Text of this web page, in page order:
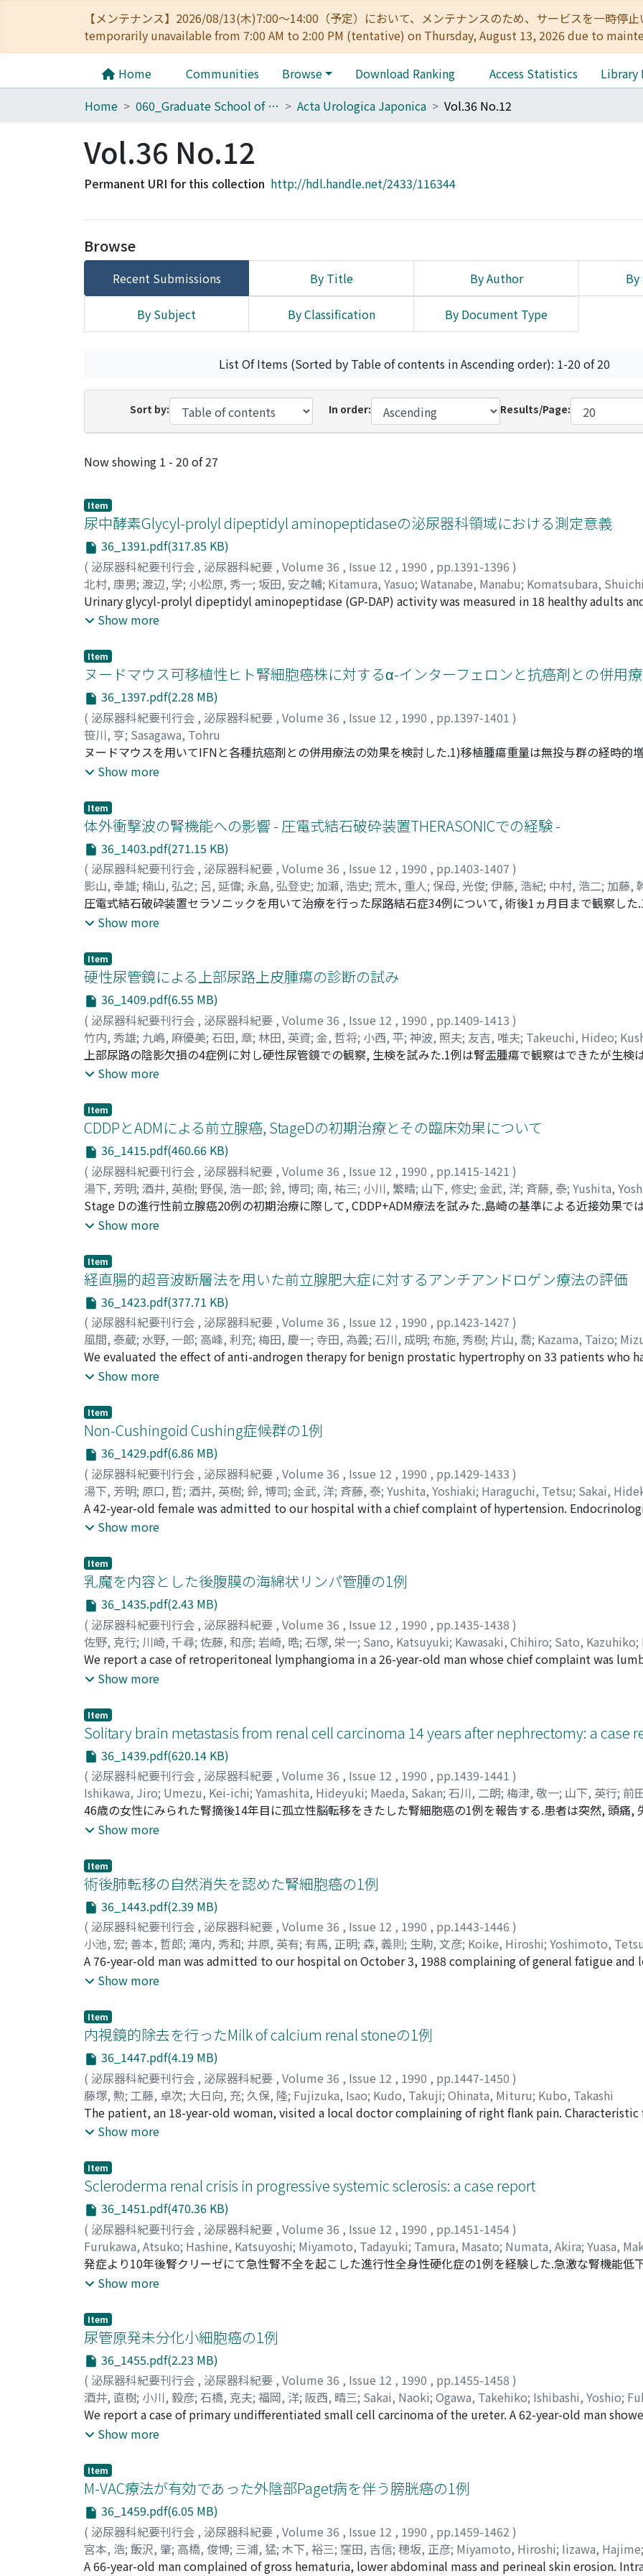
【メンテナンス】2026/08/13(木)7:00～14:00（予定）において、メンテナンスのため、サービスを一時
temporarily unavailable from 7:00 AM to 2:00 PM (tentative) on Thursday, August 13, 2026 due to
Home Communities Browse Download Ranking Access Statistics
Library
Home
060_Graduate School of Medicine Acta Urologica Japonica Vol.36 No.12
Vol.36 No.12
Permanent URI for this collection http://hdl.handle.net/2433/116344
Browse
Recent Submissions By Title By Author By
By Subject By Classification By Document Type
List Of Items (Sorted by Table of contents in Ascending order): 1-20 of 20
Sort by: In order: Results/Page:
Recent Submissions
Now showing 1 - 20 of 27
Item
尿中酵素Glycyl-prolyl dipeptidyl aminopeptidaseの泌尿器科領域における測定意義
36_1391.pdf(317.85 KB)
( 泌尿器科紀要刊行会 , 泌尿器科紀要 , Volume 36 , Issue 12 , 1990 , pp.1391-1396 )
北村, 康男; 渡辺, 学; 小松原, 秀一; 坂田, 安之輔; Kitamura, Yasuo; Watanabe, Manabu; Komatsubara, Shuichi
Yasunosuke
Urinary glycyl-prolyl dipeptidyl aminopeptidase (GP-DAP) activity was measured in 18 healthy adults
urological diseases. The GP-DAP activity was significantly higher in patients with prostatic cancer,
during anticancerous chemotherapy and proved to be a sensitive parameter for renal damage as are
D-glucosaminidase, alanine aminopeptidase, beta 2-microglobulin, alpha 1-microglobulin, and albumin.
tissue activities suggested that GP-DAP was located not only in the renal parenchyma but also in the
vesicles.
Show more
Item
ヌードマウス可移植性ヒト腎細胞癌株に対するα-インターフェロンと抗癌剤との併用
36_1397.pdf(2.28 MB)
( 泌尿器科紀要刊行会 , 泌尿器科紀要 , Volume 36 , Issue 12 , 1990 , pp.1397-1401 )
笹川, 亨; Sasagawa, Tohru
ヌードマウスを用いてIFNと各種抗癌剤との併用療法の効果を検討した.1)移植腫瘍重量は無投与群の経時的増
投与群では増殖抑制が, また抗癌剤併用群ではさらに強い抑制がみられた.2) Battele-Columbus方式に準じた
Show more
Item
体外衝撃波の腎機能への影響 - 圧電式結石破砕装置THERASONICでの経験 -
36_1403.pdf(271.15 KB)
( 泌尿器科紀要刊行会 , 泌尿器科紀要 , Volume 36 , Issue 12 , 1990 , pp.1403-1407 )
影山, 幸雄; 楠山, 弘之; 呂, 延偉; 永島, 弘登史; 加瀬, 浩史; 荒木, 重人; 保母, 光俊; 伊藤, 浩紀; 中村, 浩二; 加藤,
田, 健;沼, 秀親;Kageyama, Yukio;Kusuyama, Hiroyuki;Lu, Yan Wei;Nagashima, Hirotoshi;Kase, Hiroshi;
Hobo, Mitsutoshi
圧電式結石破砕装置セラソニックを用いて治療を行った尿路結石症34例について, 術後1ヵ月目まで観察した
中BMG濃度は, 腎結石症例において治療直後に有意な上昇を示したが, 尿管結石症例ではいずれも有意な変化
性, BMG濃度と衝撃波の総数, 発射頻度, 出力との間には有意な関係はなかった
Show more
Item
硬性尿管鏡による上部尿路上皮腫瘍の診断の試み
36_1409.pdf(6.55 MB)
( 泌尿器科紀要刊行会 , 泌尿器科紀要 , Volume 36 , Issue 12 , 1990 , pp.1409-1413 )
竹内, 秀雄; 九嶋, 麻優美; 石田, 章; 林田, 英資; 金, 哲将; 小西, 平; 神波, 照夫; 友吉, 唯夫; Takeuchi, Hideo;
Ishida, Akira;Kim, Chol Jang;Konishi, Taira;Konami, Teruo;Tomoyoshi, Tadao
上部尿路の陰影欠損の4症例に対し硬性尿管鏡での観察, 生検を試みた.1例は腎盂腫瘍で観察はできたが生検
の尿管腫瘍で生検の結果, 移行上皮癌で腎尿管摘除術を施行し, 1例はlow gradeの下部尿管腫瘍で内視鏡的に
Show more
Item
CDDPとADMによる前立腺癌, StageDの初期治療とその臨床効果について
36_1415.pdf(460.66 KB)
( 泌尿器科紀要刊行会 , 泌尿器科紀要 , Volume 36 , Issue 12 , 1990 , pp.1415-1421 )
湯下, 芳明; 酒井, 英樹; 野俣, 浩一郎; 鈴, 博司; 南, 祐三; 小川, 繁晴; 山下, 修史; 金武, 洋; 斉藤, 泰; Yushita,
Nomata, Koichiro;Suzu, Hiroshi;Minami, Yuzo;Ogawa, Shigeharu;Yamashita, Shuji;Kanetake, Hiroshi;
Stage Dの進行性前立腺癌20例の初期治療に際して, CDDP+ADM療法を試みた.島崎の基準による近接効果で
partial response (PR) 11例, no change (NC) 9例, 骨転移巣の効果はPR 1例, NC 16例, 軟部組織転移巣の効果は
あった.NPCPの基準ではPR 4例, NC 15例, PD 1例であった.遠隔成績では再燃を9例に認め, 制癌率は1年
32.1%であり, 癌死は6例で生存率は1年100.0%, 3年64.3%, 5年53.6%であった.再燃, 癌死をきたした例は組織
例に生じる傾向がみられ, 組織学的効果は再燃, 癌死などの予後を決定する因子として重要である
Show more
Item
経直腸的超音波断層法を用いた前立腺肥大症に対するアンチアンドロゲン療法の評価
36_1423.pdf(377.71 KB)
( 泌尿器科紀要刊行会 , 泌尿器科紀要 , Volume 36 , Issue 12 , 1990 , pp.1423-1427 )
風間, 泰蔵; 水野, 一郎; 高峰, 利充; 梅田, 慶一; 寺田, 為義; 石川, 成明; 布施, 秀樹; 片山, 喬; Kazama, Taizo;
Takamine, Toshimitu;Umeda, Keiichi;Terada, Tameyoshi;Ishikawa, Shigeaki;Fuse, Hideki;Katayama,
We evaluated the effect of anti-androgen therapy for benign prostatic hypertrophy on 33 patients who
transrectal prostatic ultrasonography both before and after administration of anti-androgenic drugs in
prostatic weight. However, this reduction was not correlated with the degree of symptomatic
patients who showed no symptomatic improvement despite a reduction in the prostatic weight often
or small inflammatory cell infiltrations in their prostatic tissue. Therefore, the coexistence of prostatitis
obstruction with prostatic hypertrophy may contribute to the lack of symptomatic improvement in such
Show more
Item
Non-Cushingoid Cushing症候群の1例
36_1429.pdf(6.86 MB)
( 泌尿器科紀要刊行会 , 泌尿器科紀要 , Volume 36 , Issue 12 , 1990 , pp.1429-1433 )
湯下, 芳明; 原口, 哲; 酒井, 英樹; 鈴, 博司; 金武, 洋; 斉藤, 泰; Yushita, Yoshiaki; Haraguchi, Tetsu; Sakai,
Kanetake, Hiroshi;Saito, Yutaka
A 42-year-old female was admitted to our hospital with a chief complaint of hypertension.
cortisol level was increased, but its diurnal rhythm had disappeared and the plasma cortisol level was
and adrenocortical scintigraphy showed an adrenocortical tumor on the right adrenal gland. Physical
reveal typical Cushingoid symptoms such as moon face, central obesity and violaceous striae. Thus we
as non-Cushingoid Cushing's syndrome and performed right adrenalectomy. Histological examination
cortical adenoma without malignancy.
Show more
Item
乳魔を内容とした後腹膜の海綿状リンパ管腫の1例
36_1435.pdf(2.43 MB)
( 泌尿器科紀要刊行会 , 泌尿器科紀要 , Volume 36 , Issue 12 , 1990 , pp.1435-1438 )
佐野, 克行; 川崎, 千尋; 佐藤, 和彦; 岩崎, 晧; 石塚, 栄一; Sano, Katsuyuki; Kawasaki, Chihiro; Sato, Kazuhiko;
Ishizuka, Ei-ichi
We report a case of retroperitoneal lymphangioma in a 26-year-old man whose chief complaint was
Ultrasonography revealed pararenal cyst on his left side. At the operation, we discovered a cystic tumor
been no recurrence for a year after the operation.
Show more
Item
Solitary brain metastasis from renal cell carcinoma 14 years after nephrectomy: a case
36_1439.pdf(620.14 KB)
( 泌尿器科紀要刊行会 , 泌尿器科紀要 , Volume 36 , Issue 12 , 1990 , pp.1439-1441 )
Ishikawa, Jiro; Umezu, Kei-ichi; Yamashita, Hideyuki; Maeda, Sakan; 石川, 二朗; 梅津, 敬一; 山下, 英行; 前
46歳の女性にみられた腎摘後14年目に孤立性脳転移をきたした腎細胞癌の1例を報告する.患者は突然, 頭痛,
麻輝をきした.脳CTでは左側頭部に嚢胞性腫瘍を認め, これは外科的に完全に切除された, 脳腫瘍の顕微鏡的所
上へて孤立性脳転移をきたした第2例目の症例である,
Show more
Item
術後肺転移の自然消失を認めた腎細胞癌の1例
36_1443.pdf(2.39 MB)
( 泌尿器科紀要刊行会 , 泌尿器科紀要 , Volume 36 , Issue 12 , 1990 , pp.1443-1446 )
小池, 宏; 善本, 哲郎; 滝内, 秀和; 井原, 英有; 有馬, 正明; 森, 義則; 生駒, 文彦; Koike, Hiroshi; Yoshimoto,
Hidekazu;Ihara, Hideari;Arima, Masaaki;Mori, Yoshinori;Ikoma, Fumihiko
A 76-year-old man was admitted to our hospital on October 3, 1988 complaining of general fatigue and
large movable mass was palpable in his left flank. Intravenous pyelography and computerized
Histopathological diagnosis was adenocarcinoma of clear cell type. Chest X-rays, on the postoperative
showed disappearance of the pulmonary coin lesion which was seen preoperatively. Recurrence of
has not been seen for 14 months after operation.
Show more
Item
内視鏡的除去を行ったMilk of calcium renal stoneの1例
36_1447.pdf(4.19 MB)
( 泌尿器科紀要刊行会 , 泌尿器科紀要 , Volume 36 , Issue 12 , 1990 , pp.1447-1450 )
藤塚, 勲; 工藤, 卓次; 大日向, 充; 久保, 隆; Fujizuka, Isao; Kudo, Takuji; Ohinata, Mituru; Kubo, Takashi
The patient, an 18-year-old woman, visited a local doctor complaining of right flank pain. Characteristic
by X-ray examination suggested milk of calcium renal stone in the calyceal diverticulum of the right
renal function disorders, since she repeatedly suffered from flank pain, we decided to remove the stone
and widen the mouth of the diverticulum. Conventional percutaneous nephrolithotripsy methods were
endoscopically remove the stone but we were unable to ascertain the mouth of the calyceal
removed the nephrostomy tube. The stone was composed to 83% calcium oxalate and 17% calcium
released from the hospital with no particular postoperative complications and at present the flank pain
Percutaneous treatments against milk of calcium renal stone are discussed.
Show more
Item
Scleroderma renal crisis in progressive systemic sclerosis: a case report
36_1451.pdf(470.36 KB)
( 泌尿器科紀要刊行会 , 泌尿器科紀要 , Volume 36 , Issue 12 , 1990 , pp.1451-1454)
Furukawa, Atsuko; Hashine, Katsuyoshi; Miyamoto, Tadayuki; Tamura, Masato; Numata, Akira; Yuasa,
Akio;Kagawa, Susumu;古川, 敦子;橋根, 勝義;宮本, 忠幸;田村, 雅人;沼田, 明;湯浅, 誠;今川, 章夫;香川, 征
発症より10年後腎クリーゼにて急性腎不全を起こした進行性全身性硬化症の1例を経験した.急激な腎機能低
な高血圧, 大量の消化管出血を認め, 治療開始約1カ月後死亡した.本症例では入院時すでにDICと腎不全が高度
た.剖検時の腎の光顕所見で動脈内膜の肥厚と軽度の腎硬化像が認められた.
Show more
Item
尿管原発未分化小細胞癌の1例
36_1455.pdf(2.23 MB)
( 泌尿器科紀要刊行会 , 泌尿器科紀要 , Volume 36 , Issue 12 , 1990 , pp.1455-1458 )
酒井, 直樹; 小川, 毅彦; 石橋, 克夫; 福岡, 洋; 阪西, 晴三; Sakai, Naoki; Ogawa, Takehiko; Ishibashi, Yoshio;
Sakanishi, Seizou
We report a case of primary undifferentiated small cell carcinoma of the ureter. A 62-year-old man
Retrograde pyelography and CT scan revealed a tumor in the left ureter. The light microscopic
carcinoma originating in the ureter in Japan.
Show more
Item
M-VAC療法が有効であった外陰部Paget病を伴う膀胱癌の1例
36_1459.pdf(6.05 MB)
( 泌尿器科紀要刊行会 , 泌尿器科紀要 , Volume 36 , Issue 12 , 1990 , pp.1459-1462 )
宮本, 浩; 飯沢, 肇; 高橋, 俊博; 三浦, 猛; 木下, 裕三; 窪田, 吉信; 穂坂, 正彦; Miyamoto, Hiroshi; Iizawa, Hajime;
Toshihiro;Miura, Takeshi;Kinoshita, Yuzo;Kubota, Yoshinobu;Hosaka, Masahiko
A 66-year-old man complained of gross hematuria, lower abdominal mass and perineal skin erosion.